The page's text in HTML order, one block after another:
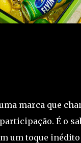
marca que
É o
um toque inédito